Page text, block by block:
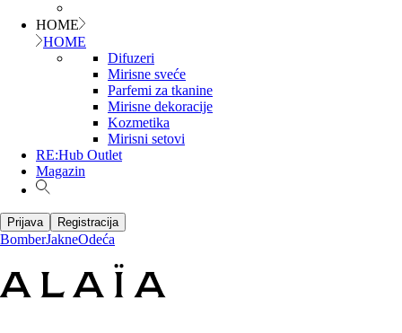
HOME
HOME
Difuzeri
Mirisne sveće
Parfemi za tkanine
Mirisne dekoracije
Kozmetika
Mirisni setovi
RE:Hub Outlet
Magazin
Prijava Registracija
BomberJakneOdeća